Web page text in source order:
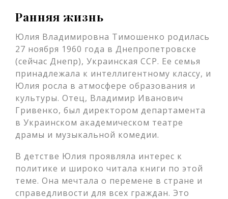
Ранняя жизнь
Юлия Владимировна Тимошенко родилась
27 ноября 1960 года в Днепропетровске
(сейчас Днепр), Украинская ССР. Ее семья
принадлежала к интеллигентному классу, и
Юлия росла в атмосфере образования и
культуры. Отец, Владимир Иванович
Гривенко, был директором департамента
в Украинском академическом театре
драмы и музыкальной комедии.
В детстве Юлия проявляла интерес к
политике и широко читала книги по этой
теме. Она мечтала о перемене в стране и
справедливости для всех граждан. Это